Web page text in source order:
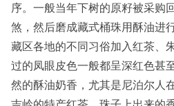
序。一般当年下树的原籽被采购
煞，然后磨成藏式桶珠用酥油进
藏区各地的不同习俗加入红茶、
过的凤眼皮色一般都呈深红色甚
然的酥油奶香，尤其是尼泊尔人